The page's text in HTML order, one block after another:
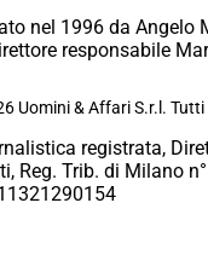
nel 1996 da Angelo
responsabile
Uomini & Affari S.r.l.
registrata,
Reg. Trib. di Milano